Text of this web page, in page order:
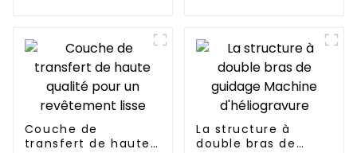
Couche de
transfert de haute
La structure à
double bras de